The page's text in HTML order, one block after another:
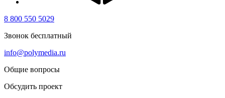
8 800 550 5029
Звонок бесплатный
info@polymedia.ru
Общие вопросы
Обсудить проект